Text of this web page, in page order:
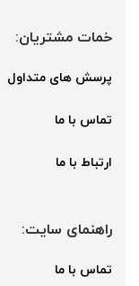
خمات مشتریان:
پرسش های متداول
تماس با ما
ارتباط با ما
راهنمای سایت:
تماس با ما